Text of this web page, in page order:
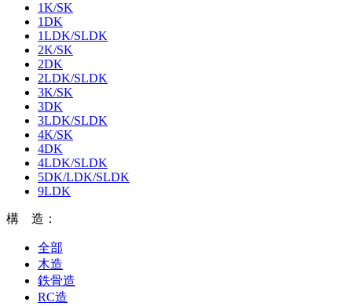
1K/SK
1DK
1LDK/SLDK
2K/SK
2DK
2LDK/SLDK
3K/SK
3DK
3LDK/SLDK
4K/SK
4DK
4LDK/SLDK
5DK/LDK/SLDK
9LDK
構 造：
全部
木造
鉄骨造
RC造